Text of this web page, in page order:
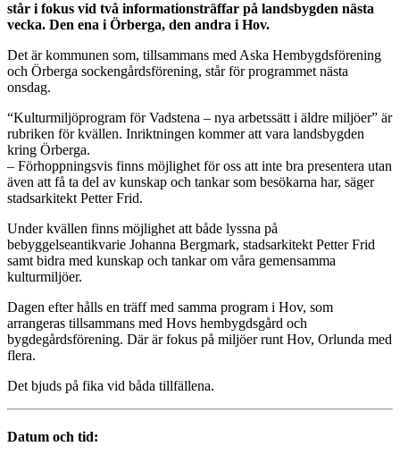
står i fokus vid två informationsträffar på landsbygden nästa
vecka. Den ena i Örberga, den andra i Hov.
Det är kommunen som, tillsammans med Aska Hembygdsförening
och Örberga sockengårdsförening, står för programmet nästa
onsdag.
“Kulturmiljöprogram för Vadstena – nya arbetssätt i äldre miljöer” är
rubriken för kvällen. Inriktningen kommer att vara landsbygden
kring Örberga.
– Förhoppningsvis finns möjlighet för oss att inte bra presentera utan
även att få ta del av kunskap och tankar som besökarna har, säger
stadsarkitekt Petter Frid.
Under kvällen finns möjlighet att både lyssna på
bebyggelseantikvarie Johanna Bergmark, stadsarkitekt Petter Frid
samt bidra med kunskap och tankar om våra gemensamma
kulturmiljöer.
Dagen efter hålls en träff med samma program i Hov, som
arrangeras tillsammans med Hovs hembygdsgård och
bygdegårdsförening. Där är fokus på miljöer runt Hov, Orlunda med
flera.
Det bjuds på fika vid båda tillfällena.
Datum och tid: